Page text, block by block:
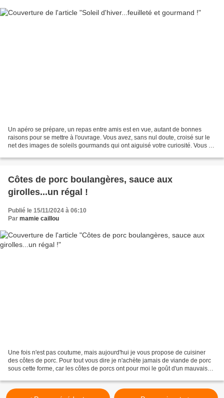
Un apéro se prépare, un repas entre amis est en vue, autant de bonnes
raisons pour se mettre à l'ouvrage. Vous avez, sans nul doute, croisé sur le
net des images de soleils gourmands qui ont aiguisé votre curiosité. Vous ne
Côtes de porc boulangères, sauce aux
girolles...un régal !
Publié le 15/11/2024 à 06:10
Par mamie caillou
Une fois n'est pas coutume, mais aujourd'hui je vous propose de cuisiner
des côtes de porc. Pour tout vous dire je n'achète jamais de viande de porc
sous cette forme, car les côtes de porcs ont pour moi le goût d'un mauvais